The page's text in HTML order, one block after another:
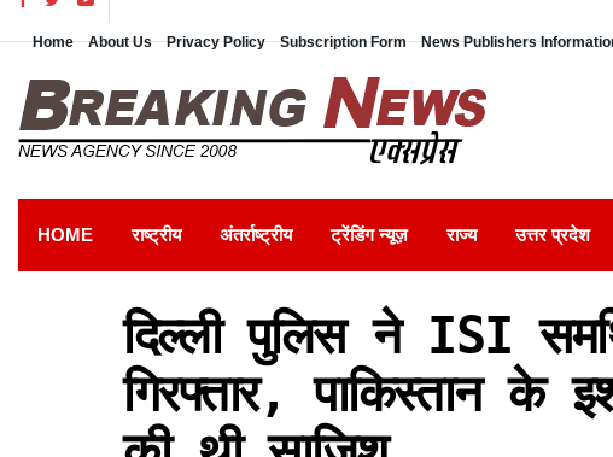
Home About Us Privacy Policy Subscription Form News Publishers
HOME राष्ट्रीय अंतर्राष्ट्रीय ट्रेंडिंग न्यूज़ राज्य उत्तर प्रदेश
दिल्ली पुलिस ने ISI
गिरफ्तार, पाकिस्तान के